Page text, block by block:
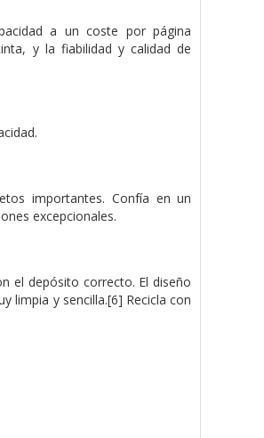
a un coste por página
y la fiabilidad y calidad de
importantes. Confía en un
excepcionales.
el depósito correcto. El diseño
limpia y sencilla.[6] Recicla con